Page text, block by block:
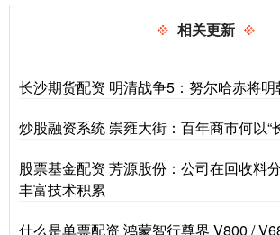
相关更新
长沙期货配资 明清战争5：努尔哈赤将
炒股融资系统 崇雍大街：百年商市何以“
股票基金配资 芳源股份：公司在回收料
丰富技术积累
什么是单票配资 鸿蒙智行尊界 V800 /